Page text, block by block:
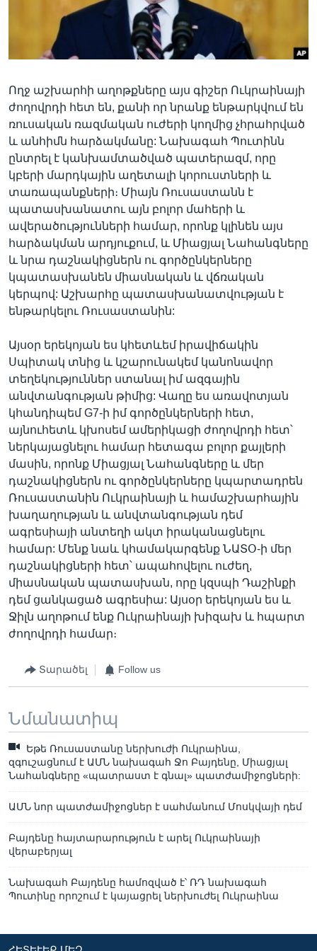
Լեզուներ
Ողջ աշխարհի աղոթքները այս գիշեր Ուկրաինայի
ժողովրդի հետ են, քանի որ նրանք ենթարկվում են
ռուսական ռազմական ուժերի կողմից չհրահրված
և անհիմն հարձակմանը: Նախագահ Պուտինն
ընտրել է կանխամտածված պատերազմ, որը
կբերի մարդկային աղետալի կորուստների և
տառապանքների։ Միայն Ռուսաստանն է
պատասխանատու այն բոլոր մահերի և
ավերածությունների համար, որոնք կլինեն այս
հարձակման արդյուքում, և Միացյալ Նահանգները
և նրա դաշնակիցներն ու գործընկերները
կպատասխանեն միասնական և վճռական
կերպով: Աշխարհը պատասխանատվության է
ենթարկելու Ռուսաստանին:
Այսօր երեկոյան ես կհետևեմ իրավիճակին
Սպիտակ տնից և կշարունակեմ կանոնավոր
տեղեկություններ ստանալ իմ ազգային
անվտանգության թիմից: Վաղը ես առավոտյան
կհանդիպեմ G7-ի իմ գործընկերների հետ,
այնուհետև կխոսեմ ամերիկացի ժողովրդի հետ՝
ներկայացնելու համար հետագա բոլոր քայլերի
մասին, որոնք Միացյալ Նահանգները և մեր
դաշնակիցներն ու գործընկերները կպարտադրեն
Ռուսաստանին Ուկրաինայի և համաշխարհային
խաղաղության և անվտանգության դեմ
ագրեսիայի անտեղի ակտ իրականացնելու
համար: Մենք նաև կհամակարգենք ՆԱՏՕ-ի մեր
դաշնակիցների հետ՝ ապահովելու ուժեղ,
միասնական պատասխան, որը կզսպի Դաշինքի
դեմ ցանկացած ագրեսիա: Այսօր երեկոյան ես և
Ջիլն աղոթում ենք Ուկրաինայի խիզախ և հպարտ
ժողովրդի համար։
Տարածել Follow us
Նմանատիպ
Եթե Ռուսաստանը ներխուժի Ուկրաինա,
զգուշացնում է ԱՄՆ նախագահ Ջո Բայդենը, Միացյալ
Նահանգները «պատրաստ է գնալ» պատժամիջոցների:
ԱՄՆ նոր պատժամիջոցներ է սահմանում Մոսկվայի դեմ
Բայդենը հայտարարություն է արել Ուկրաինայի
վերաբերյալ
Նախագահ Բայդենը համոզված է՝ ՌԴ նախագահ
Պուտինը որոշում է կայացրել ներխուժել Ուկրաինա